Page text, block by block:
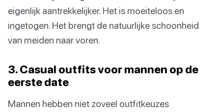
eigenlijk aantrekkelijker. Het is moeiteloos en
ingetogen. Het brengt de natuurlijke schoonheid
van meiden naar voren.
3. Casual outfits voor mannen op de
eerste date
Mannen hebben niet zoveel outfitkeuzes